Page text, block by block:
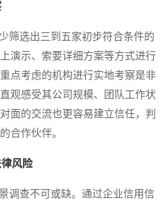
选出三到五家初步符合条件的
演示、索要详细方案等方式进行
点考虑的机构进行实地考察是非
观感受其公司规模、团队工作状
面的交流也更容易建立信任，判
合作伙伴。
风险
查不可或缺。通过企业信用信